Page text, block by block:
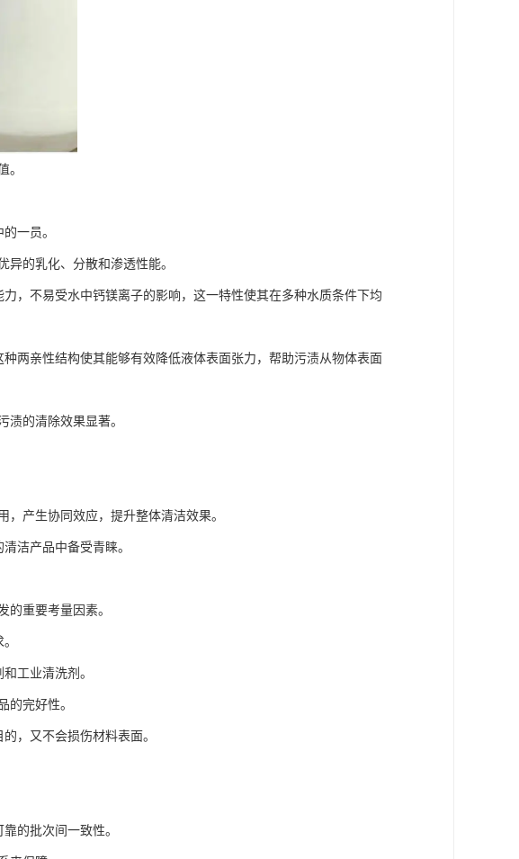
。
一员。
的乳化、分散和渗透性能。
，不易受水中钙镁离子的影响，这一特性使其在多种水质条件下均
两亲性结构使其能够有效降低液体表面张力，帮助污渍从物体表面
渍的清除效果显著。
产生协同效应，提升整体清洁效果。
洁产品中备受青睐。
的重要考量因素。
工业清洗剂。
的完好性。
，又不会损伤材料表面。
的批次间一致性。